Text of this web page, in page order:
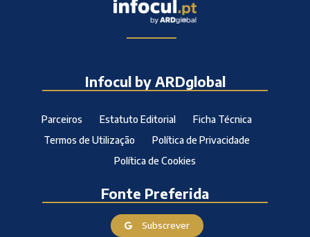
Infocul by ARDglobal
Parceiros Estatuto Editorial
Ficha Técnica
Termos de Utilização
Política de Privacidade
Política de Cookies
Fonte Preferida
Subscrever